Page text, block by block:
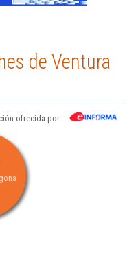
de Ventura
ofrecida por